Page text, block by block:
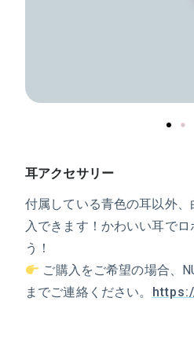
耳アクセサリー
付属している青色の耳以外
入できます！かわいい耳でロ
う！
ご購入をご希望の場合、
までご連絡ください。